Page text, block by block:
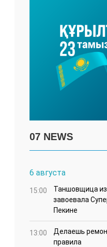
07 NEWS
6 августа
15:00
Таншовщица
завоевала
Пекине
13:00
Делаешь
правила